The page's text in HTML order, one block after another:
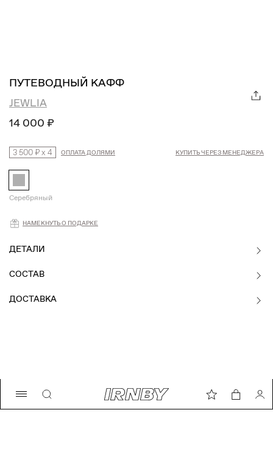
ПУТЕВОДНЫЙ КАФФ
JEWLIA
14 000 ₽
3 500 ₽x 4 ОПЛАТА ДОЛЯМИ КУПИТЬ ЧЕРЕЗ МЕНЕДЖЕРА
Серебряный
Намекнуть о подарке
НАМЕКНУТЬ О ПОДАРКЕ
ДЕТАЛИ
СОСТАВ
ДОСТАВКА